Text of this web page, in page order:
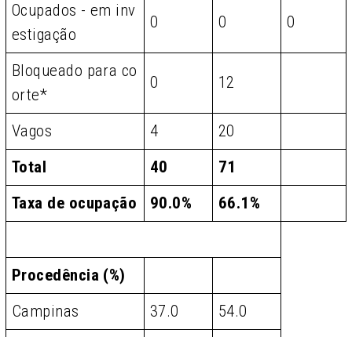
Ocupados - em inv
estigação
0 0 0
Bloqueado para co
orte*
0 12
Vagos 4
20
Total
40
71
Taxa de ocupação
90.0% 66.1%
Procedência (%)
Campinas
37.0
54.0